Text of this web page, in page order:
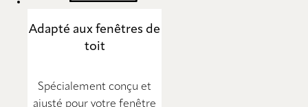
Adapté aux fenêtres de
toit
Spécialement conçu et
ajusté pour votre fenêtre